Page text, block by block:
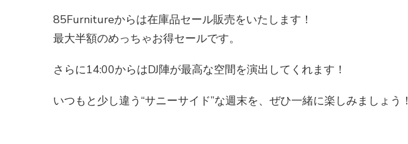
85Furnitureからは在庫品セール販売をいたします！
最大半額のめっちゃお得セールです。
さらに14:00からはDJ陣が最高な空間を演出してくれます！
いつもと少し違う“サニーサイド”な週末を、ぜひ一緒に楽しみましょう！